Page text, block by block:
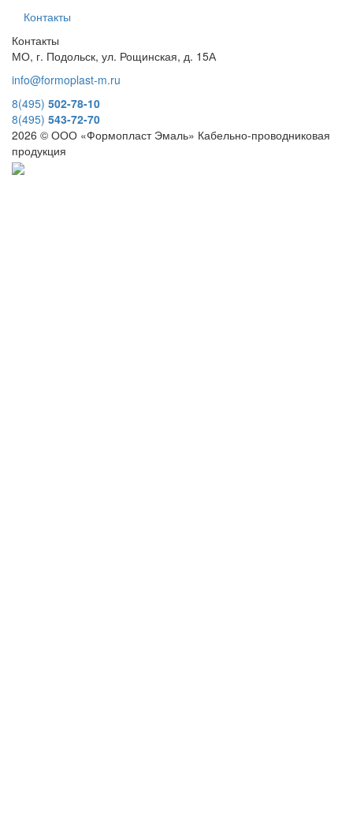
Контакты
Контакты
МО, г. Подольск, ул. Рощинская, д. 15А
info@formoplast-m.ru
8(495) 502-78-10
8(495) 543-72-70
2026 © ООО «Формопласт Эмаль» Кабельно-проводниковая
продукция